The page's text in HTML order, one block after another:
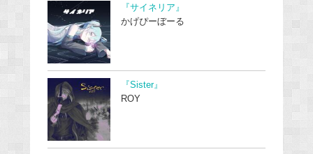
『サイネリア』
かげぴーぼーる
『Sister』
ROY